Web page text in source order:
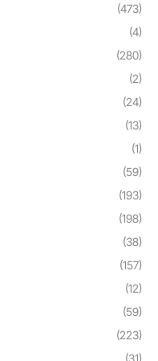
(473)
(4)
(280)
(2)
(24)
(13)
(1)
(59)
(193)
(198)
(38)
(157)
(12)
(59)
(223)